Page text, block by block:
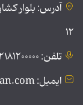
آدرس: بلوار
۱۲
تلفن: ۰۲۱۸۱۲۰۰۰۰۰
ایمیل: public@tebyan.com